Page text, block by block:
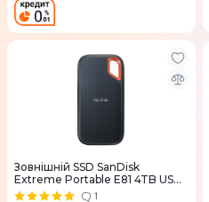
Зовнiшнiй SSD SanDisk
Extreme Portable E81 4TB USB
3.2 Gen 2x2 Type-C
1